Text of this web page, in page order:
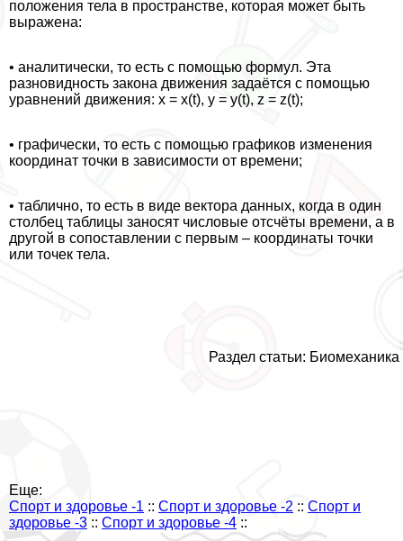
положения тела в прострaнcтве, которая может быть
выражена:
• аналитически, то есть с помощью формул. Эта
разновидность закона движения задаётся с помощью
уравнений движения: x = x(t), y = y(t), z = z(t);
• графически, то есть с помощью графиков изменения
координат точки в зависимости от времени;
• таблично, то есть в виде вектора данных, когда в один
столбец таблицы заносят числовые отсчёты времени, а в
другой в сопоставлении с первым – координаты точки
или точек тела.
Раздел статьи: Биомеханика
Еще:
Спорт и здоровье -1 :: Спорт и здоровье -2 :: Спорт и
здоровье -3 :: Спорт и здоровье -4 ::